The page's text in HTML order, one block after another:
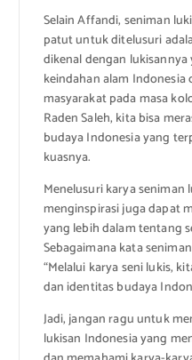
Selain Affandi, seniman
patut untuk ditelusuri
dikenal dengan
keindahan alam Indonesia
masyarakat pada masa
Raden Saleh, kita bisa
budaya Indonesia yang
kuasnya.
Menelusuri karya seniman
menginspirasi juga dapat
yang lebih dalam tentang
Sebagaimana kata
“Melalui karya seni lukis,
dan identitas budaya
Jadi, jangan ragu untuk
lukisan Indonesia yang